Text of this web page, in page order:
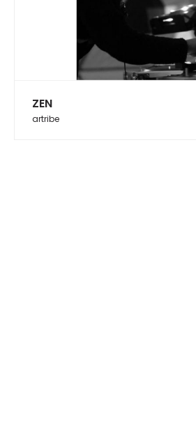
ZEN
artribe